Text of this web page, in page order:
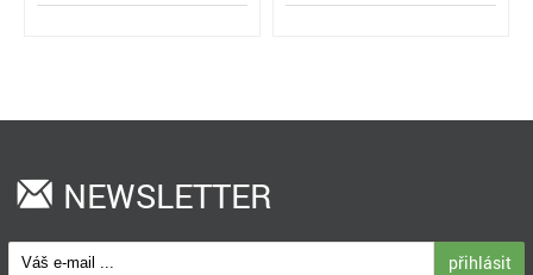
NEWSLETTER
přihlásit